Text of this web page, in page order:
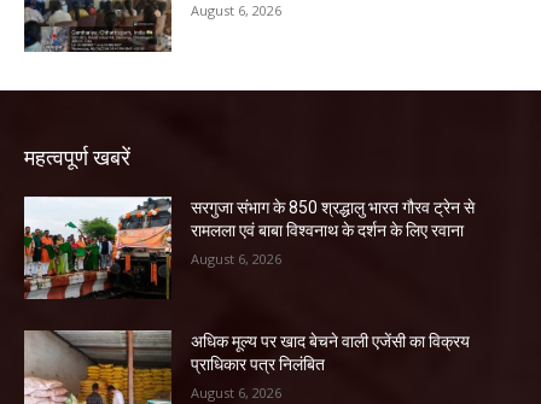
August 6, 2026
महत्वपूर्ण खबरें
सरगुजा संभाग के 850 श्रद्धालु भारत गौरव ट्रेन से
रामलला एवं बाबा विश्वनाथ के दर्शन के लिए रवाना
August 6, 2026
अधिक मूल्य पर खाद बेचने वाली एजेंसी का विक्रय
प्राधिकार पत्र निलंबित
August 6, 2026